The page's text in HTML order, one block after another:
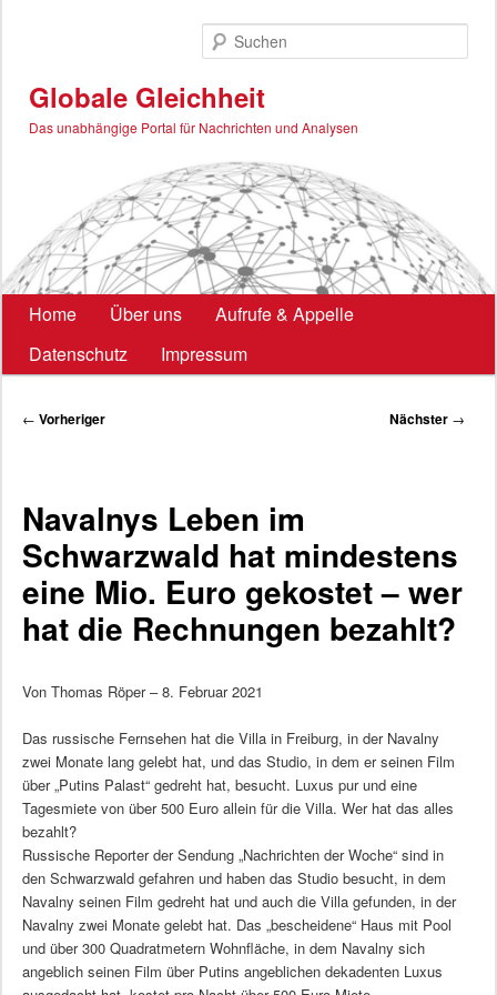
Globale Gleichheit
Das unabhängige Portal für Nachrichten und Analysen
Hauptmenü
Home Über uns
Aufrufe & Appelle
Datenschutz
Impressum
Beitragsnavigation
← Vorheriger Nächster →
Navalnys Leben im
Schwarzwald hat mindestens
eine Mio. Euro gekostet – wer
hat die Rechnungen bezahlt?
Von Thomas Röper – 8. Februar 2021
Das russische Fernsehen hat die Villa in Freiburg, in der Navalny
zwei Monate lang gelebt hat, und das Studio, in dem er seinen Film
über „Putins Palast“ gedreht hat, besucht. Luxus pur und eine
Tagesmiete von über 500 Euro allein für die Villa. Wer hat das alles
bezahlt?
Russische Reporter der Sendung „Nachrichten der Woche“ sind in
den Schwarzwald gefahren und haben das Studio besucht, in dem
Navalny seinen Film gedreht hat und auch die Villa gefunden, in der
Navalny zwei Monate gelebt hat. Das „bescheidene“ Haus mit Pool
und über 300 Quadratmetern Wohnfläche, in dem Navalny sich
angeblich seinen Film über Putins angeblichen dekadenten Luxus